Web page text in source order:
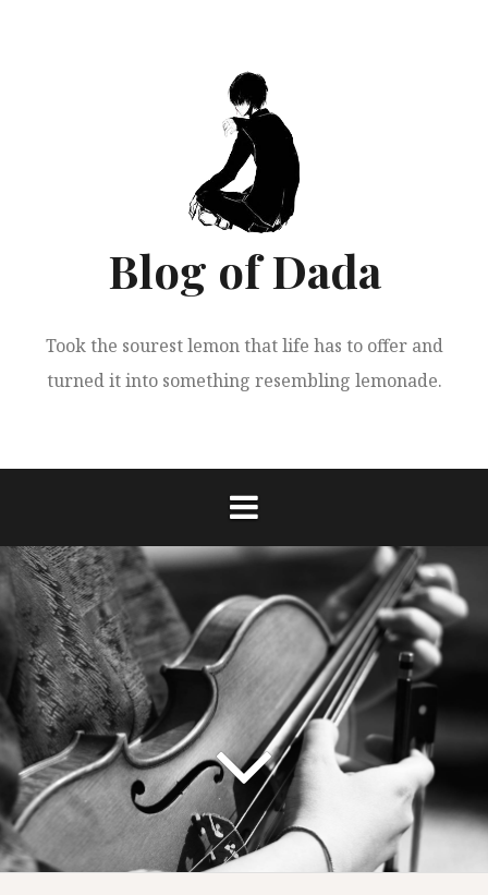
Blog of Dada
Took the sourest lemon that life has to offer and
turned it into something resembling lemonade.